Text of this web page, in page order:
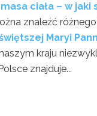
ciała – w
znaleźć
Maryi
kraju
znajduje...